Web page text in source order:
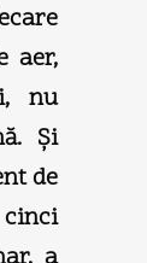
aer,
nu
Şi
de